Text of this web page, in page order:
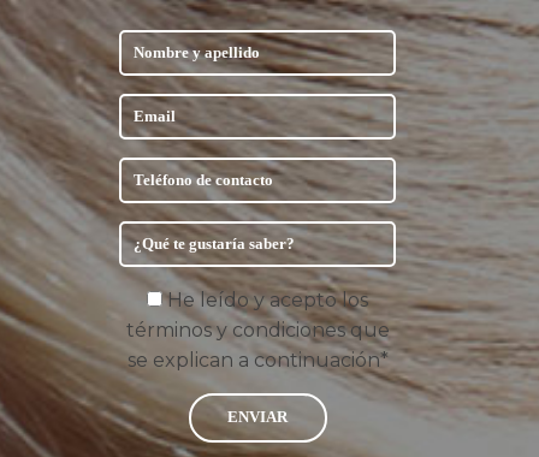
He leído y acepto los
términos y condiciones que
se explican a continuación*
ENVIAR